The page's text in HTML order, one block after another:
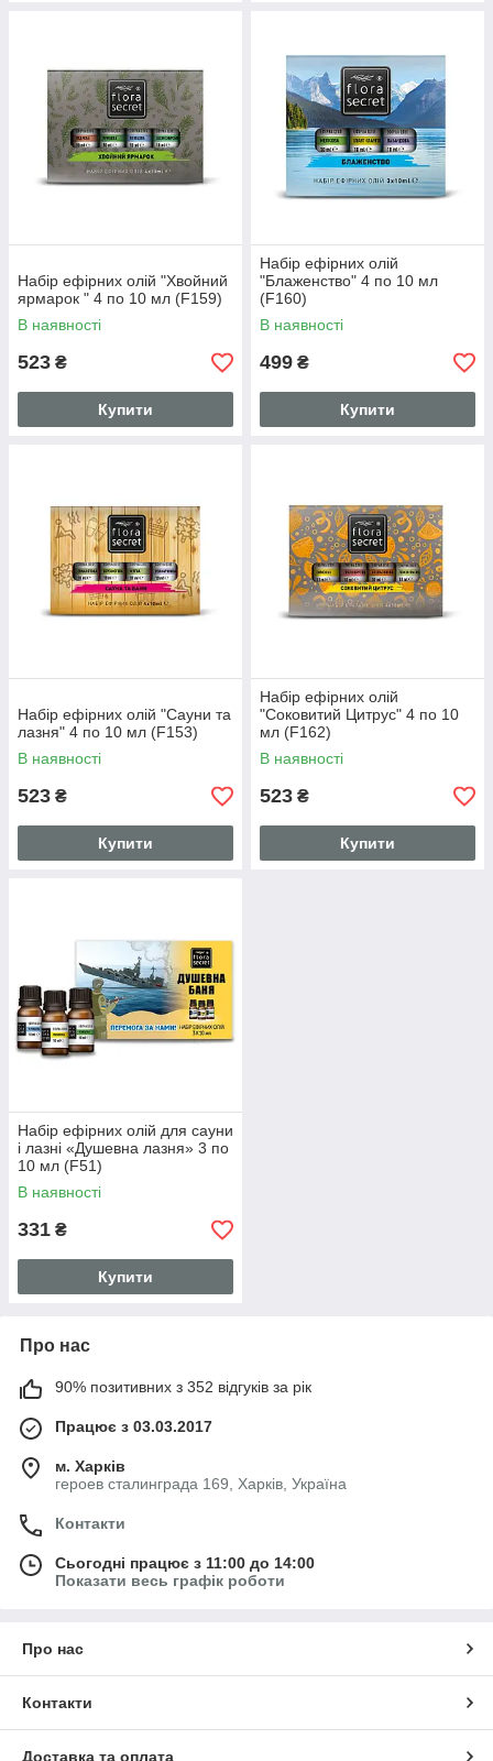
Набір ефірних олій "Хвойний
ярмарок " 4 по 10 мл (F159)
В наявності
523 ₴
Купити
Набір ефірних олій
"Блаженство" 4 по 10 мл
(F160)
В наявності
499 ₴
Купити
Набір ефірних олій "Сауни та
лазня" 4 по 10 мл (F153)
В наявності
523 ₴
Купити
Набір ефірних олій
"Соковитий Цитрус" 4 по 10
мл (F162)
В наявності
523 ₴
Купити
Набір ефірних олій для сауни
і лазні «Душевна лазня» 3 по
10 мл (F51)
В наявності
331 ₴
Купити
Про нас
90% позитивних з 352 відгуків за рік
Працює з 03.03.2017
м. Харків
героев сталинграда 169, Харків, Україна
Контакти
Сьогодні працює з 11:00 до 14:00
Показати весь графік роботи
Про нас
Контакти
Доставка та оплата